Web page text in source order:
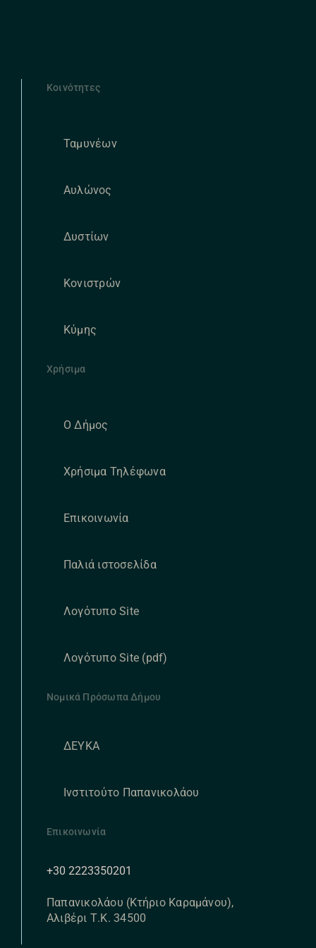
Κοινότητες
Ταμυνέων
Αυλώνος
Δυστίων
Κονιστρών
Κύμης
Χρήσιμα
Ο Δήμος
Χρήσιμα Τηλέφωνα
Επικοινωνία
Παλιά ιστοσελίδα
Λογότυπο Site
Λογότυπο Site (pdf)
Νομικά Πρόσωπα Δήμου
ΔΕΥΚΑ
Ινστιτούτο Παπανικολάου
Επικοινωνία
+30 2223350201
Παπανικολάου (Κτήριο Καραμάνου),
Αλιβέρι Τ.Κ. 34500